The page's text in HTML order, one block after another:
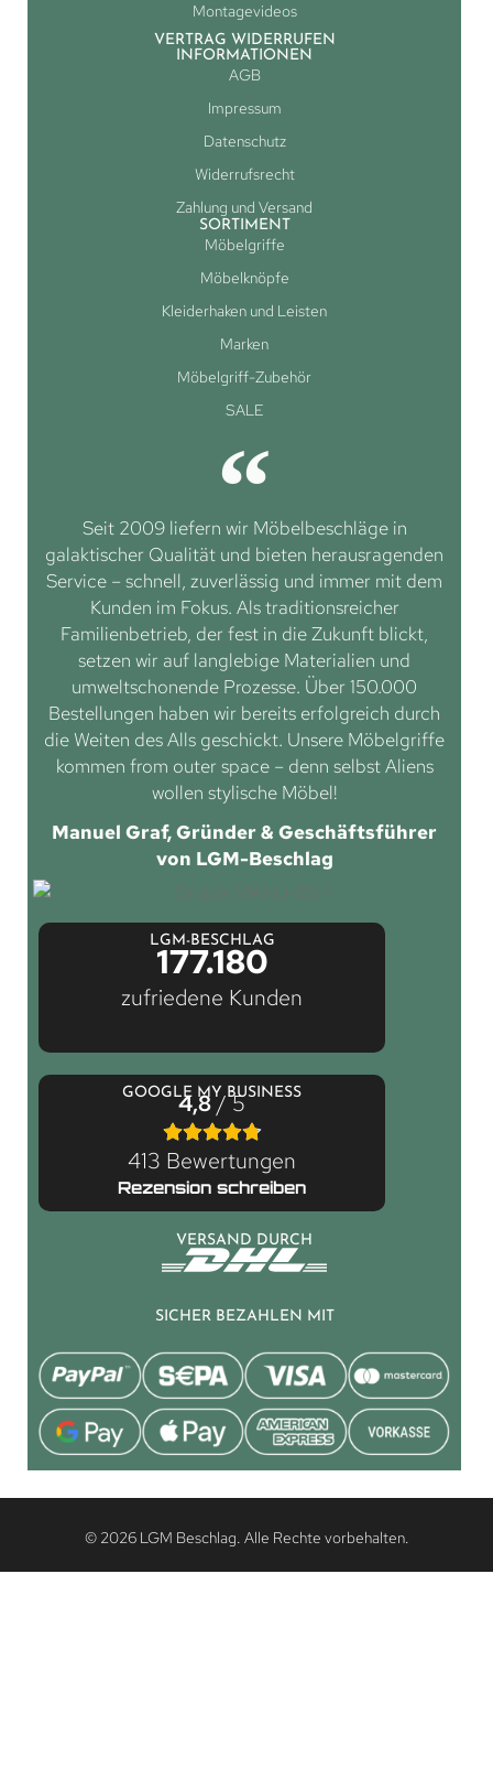
Montagevideos
VERTRAG WIDERRUFEN
INFORMATIONEN
AGB
Impressum
Datenschutz
Widerrufsrecht
Zahlung und Versand
SORTIMENT
Möbelgriffe
Möbelknöpfe
Kleiderhaken und Leisten
Marken
Möbelgriff-Zubehör
SALE
Seit 2009 liefern wir Möbelbeschläge in
galaktischer Qualität und bieten herausragenden
Service – schnell, zuverlässig und immer mit dem
Kunden im Fokus. Als traditionsreicher
Familienbetrieb, der fest in die Zukunft blickt,
setzen wir auf langlebige Materialien und
umweltschonende Prozesse. Über 150.000
Bestellungen haben wir bereits erfolgreich durch
die Weiten des Alls geschickt. Unsere Möbelgriffe
kommen from outer space – denn selbst Aliens
wollen stylische Möbel!
Manuel Graf, Gründer & Geschäftsführer
von LGM-Beschlag
LGM-BESCHLAG
177.180
zufriedene Kunden
GOOGLE MY BUSINESS
4,8/ 5
413 Bewertungen
Rezension schreiben
VERSAND DURCH
SICHER BEZAHLEN MIT
© 2026 LGM Beschlag. Alle Rechte vorbehalten.